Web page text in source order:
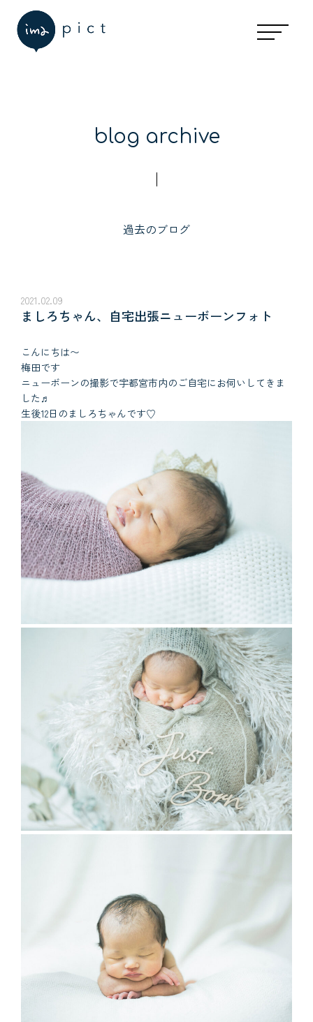
blog archive
過去のブログ
2021.02.09
ましろちゃん、自宅出張ニューボーンフォト
こんにちは〜
梅田です
ニューボーンの撮影で宇都宮市内のご自宅にお伺いしてきま
した♬
生後12日のましろちゃんです♡